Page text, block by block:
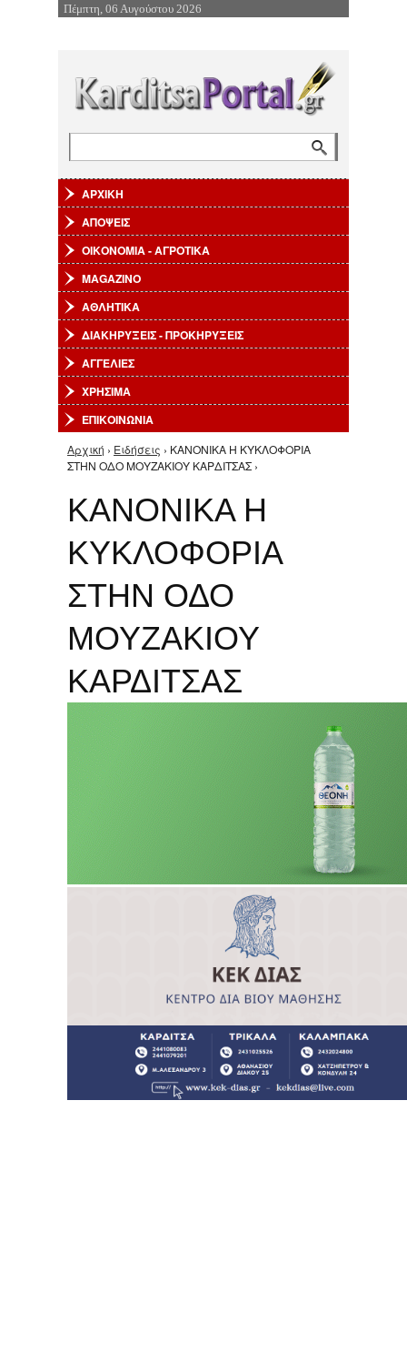
Επιστροφή στην Πλοήγηση
Πέμπτη, 06 Αυγούστου 2026
ΑΡΧΙΚΗ
ΑΠΟΨΕΙΣ
ΟΙΚΟΝΟΜΙΑ - ΑΓΡΟΤΙΚΑ
MAGAZINO
ΑΘΛΗΤΙΚΑ
ΔΙΑΚΗΡΥΞΕΙΣ - ΠΡΟΚΗΡΥΞΕΙΣ
ΑΓΓΕΛΙΕΣ
ΧΡΗΣΙΜΑ
ΕΠΙΚΟΙΝΩΝΙΑ
Είστε εδώ
Αρχική › Ειδήσεις › ΚΑΝΟΝΙΚΑ Η ΚΥΚΛΟΦΟΡΙΑ
ΣΤΗΝ ΟΔΟ ΜΟΥΖΑΚΙΟΥ ΚΑΡΔΙΤΣΑΣ ›
ΚΑΝΟΝΙΚΑ Η
ΚΥΚΛΟΦΟΡΙΑ
ΣΤΗΝ ΟΔΟ
ΜΟΥΖΑΚΙΟΥ
ΚΑΡΔΙΤΣΑΣ